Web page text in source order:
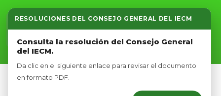
RESOLUCIONES DEL CONSEJO GENERAL DEL IECM
Consulta la resolución del Consejo General
del IECM.
Da clic en el siguiente enlace para revisar el documento
en formato PDF.
Inicio
Nosotros
Afíliate